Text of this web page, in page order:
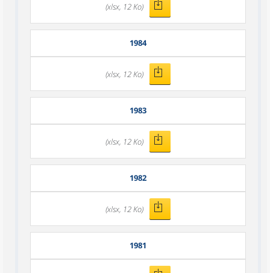
(xlsx, 12 Ko)
1984
(xlsx, 12 Ko)
1983
(xlsx, 12 Ko)
1982
(xlsx, 12 Ko)
1981